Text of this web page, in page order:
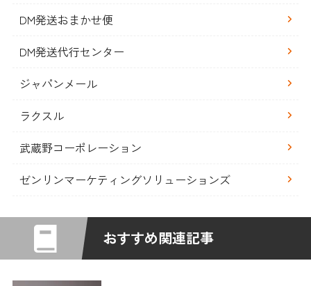
DM発送おまかせ便
DM発送代行センター
ジャパンメール
ラクスル
武蔵野コーポレーション
ゼンリンマーケティングソリューションズ
おすすめ関連記事